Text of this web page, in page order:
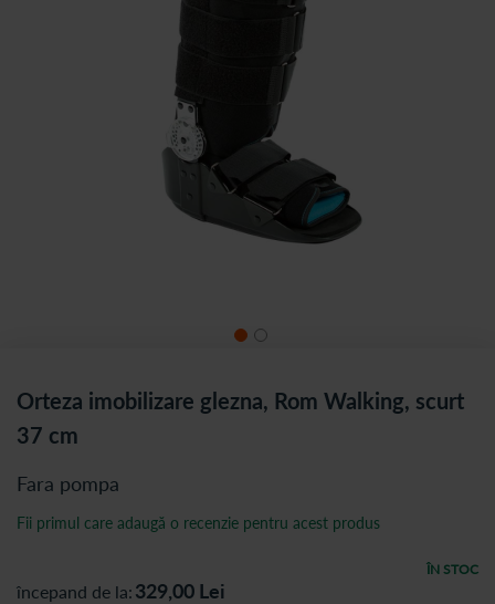
Orteza imobilizare glezna, Rom Walking, scurt
37 cm
Fara pompa
ÎN STOC
Fii primul care adaugă o recenzie pentru acest produs
începand de la 329,00 Lei